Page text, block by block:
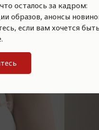
осталось за кадром:
образов, анонсы
если вам хочется